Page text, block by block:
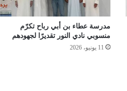
مدرسة عطاء بن أبي رباح تكرّم
منسوبي نادي النور تقديرًا لجهودهم
11 يونيو، 2026